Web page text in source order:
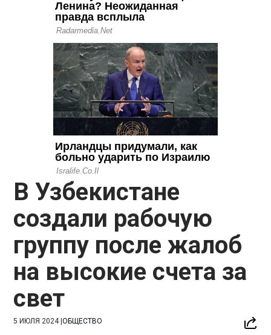
В Узбекистане
создали рабочую
группу после жалоб
на высокие счета за
свет
5 ИЮЛЯ 2024|ОБЩЕСТВО